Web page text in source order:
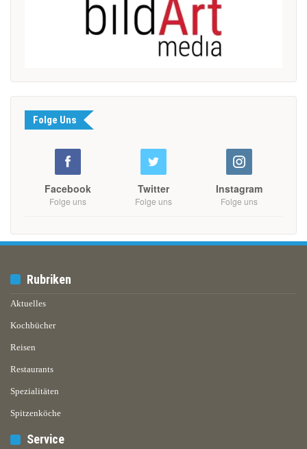
Folge Uns
Facebook
Folge uns
Twitter
Folge uns
Instagram
Folge uns
Rubriken
Aktuelles
Kochbücher
Reisen
Restaurants
Spezialitäten
Spitzenköche
Service